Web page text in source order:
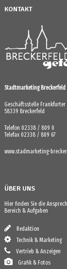
KONTAKT
Stadtmarketing Breckerfeld
Geschäftsstelle Frankfurter
58339 Breckerfeld
Telefon 02338 / 809 0
Telefax 02338 / 809 67
www.stadmarketing-
ÜBER UNS
Hier finden Sie die
Bereich & Aufgaben
Redaktion
Technik & Marketing
Vertrieb & Anzeigen
Grafik & Fotos